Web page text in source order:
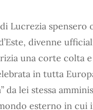
Lucrezia spensero
divenne
una corte colta
in tutta
da lei stessa
esterno in cui